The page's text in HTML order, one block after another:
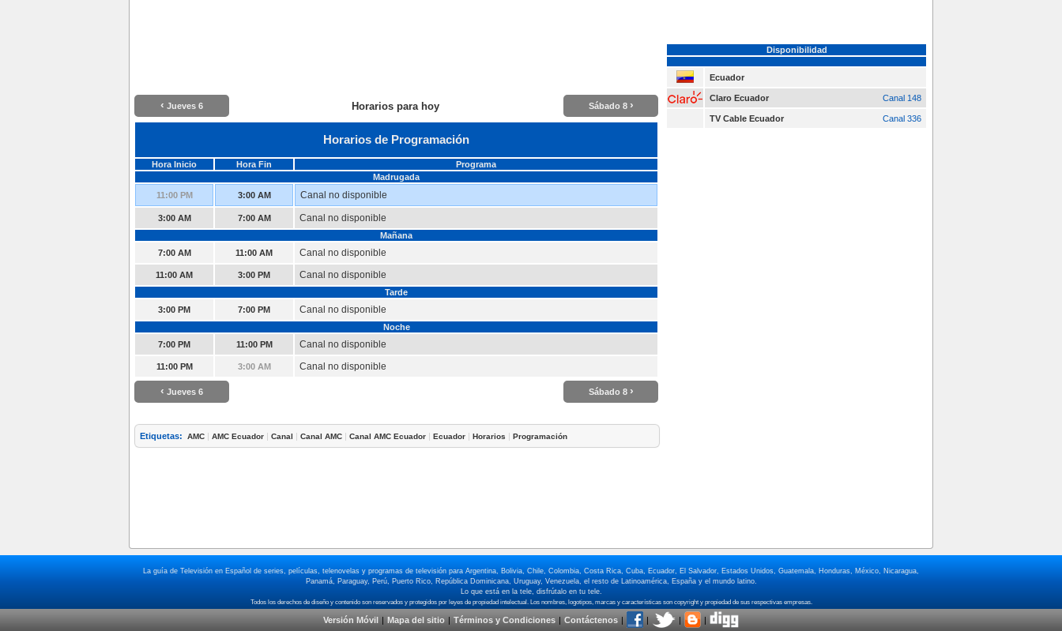
‹ Jueves 6 Horarios para hoy Sábado 8 ›
Horarios de Programación
Hora Inicio Hora Fin
Programa
Madrugada
11:00 PM
3:00 AM Canal no disponible
3:00 AM 7:00 AM Canal no disponible
Mañana
7:00 AM
11:00 AM Canal no disponible
11:00 AM 3:00 PM Canal no disponible
Tarde
3:00 PM
7:00 PM Canal no disponible
Noche
7:00 PM
11:00 PM Canal no disponible
11:00 PM 3:00 AM Canal no disponible
‹ Jueves 6 Sábado 8 ›
Etiquetas: AMC | AMC Ecuador | Canal | Canal AMC | Canal AMC Ecuador | Ecuador | Horarios | Programación
Disponibilidad
Ecuador
Claro Ecuador Canal 148
TV Cable Ecuador Canal 336
La guía de Televisión en Español de series, películas, telenovelas y programas de televisión para Argentina, Bolivia, Chile, Colombia, Costa Rica, Cuba, Ecuador, El Salvador, Estados Unidos, Guatemala, Honduras, México, Nicaragua,
Panamá, Paraguay, Perú, Puerto Rico, República Dominicana, Uruguay, Venezuela, el resto de Latinoamérica, España y el mundo latino.
Lo que está en la tele, disfrútalo en tu tele.
Versión Móvil | Mapa del sitio | Términos y Condiciones | Contáctenos | | | |